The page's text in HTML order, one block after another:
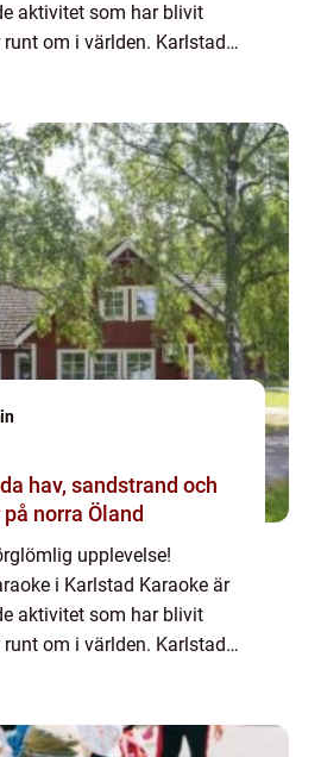
aktivitet som har blivit
om i världen. Karlstad
och
norra Öland
upplevelse!
i Karlstad Karaoke är
aktivitet som har blivit
om i världen. Karlstad